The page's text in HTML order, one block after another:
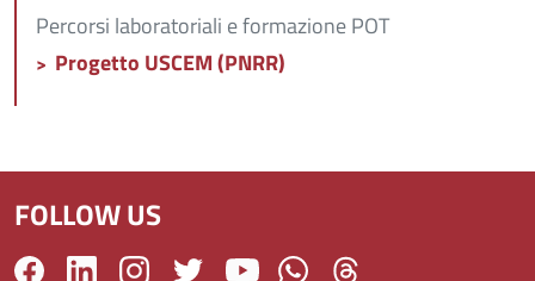
Percorsi laboratoriali e formazione POT
Progetto USCEM (PNRR)
FOLLOW US